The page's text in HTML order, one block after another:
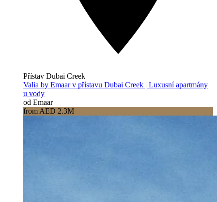
Přístav Dubai Creek
Valia by Emaar v přístavu Dubai Creek | Luxusní apartmány
u vody
od Emaar
from AED 2.3M